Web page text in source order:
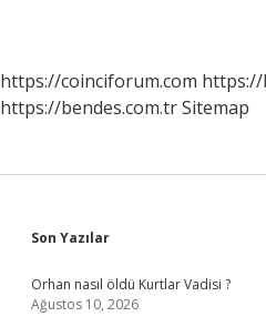
https://coinciforum.com https://
https://bendes.com.trSitemap
Sidebar
Son Yazılar
Orhan nasıl öldü Kurtlar Vadisi ?
Ağustos 10, 2026